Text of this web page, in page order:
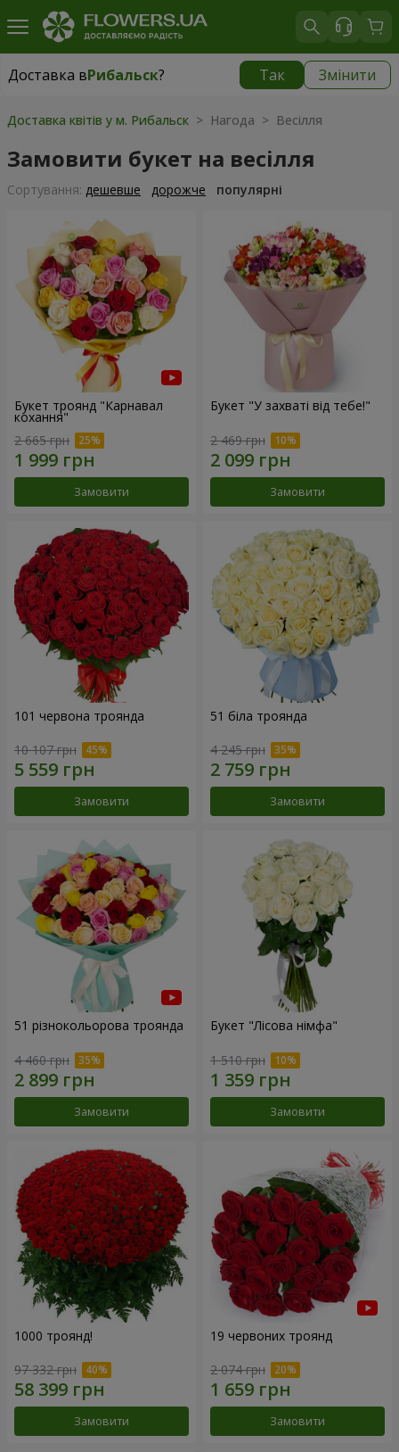
Доставка вРибальск? Так Змінити
Доставка вРибальск|
Доставка квітів у м. Рибальск > Нагода > Весілля
Замовити букет на весілля
Сортування: дешевше дорожче популярні
Букет троянд "Карнавал
кохання"
2 665 грн
Замовити
Букет "У захваті від тебе!"
2 469 грн
Замовити
101 червона троянда
10 107 грн
Замовити
51 біла троянда
4 245 грн
Замовити
51 різнокольорова троянда
4 460 грн
Замовити
Букет "Лісова німфа"
1 510 грн
Замовити
1000 троянд!
97 332 грн
Замовити
19 червоних троянд
2 074 грн
Замовити